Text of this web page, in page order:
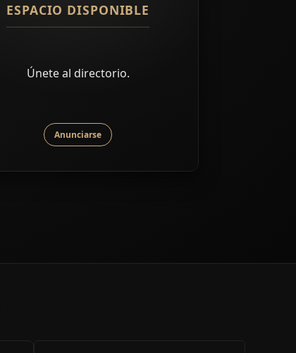
ESPACIO DISPONIBLE
Únete al directorio.
Anunciarse